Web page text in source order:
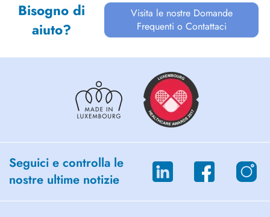
Bisogno di
aiuto?
Visita le nostre Domande
Frequenti o Contattaci
Seguici e controlla le
nostre ultime notizie